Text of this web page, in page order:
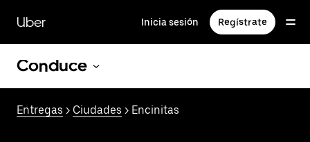
contenido
principal
Uber Inicia sesión Regístrate
Conduce
Entregas > Ciudades > Encinitas